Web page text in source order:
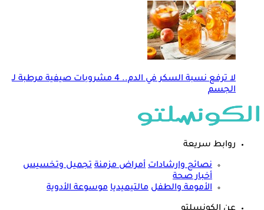
لا ترفع نسبة السكر في الدم.. 4 مشروبات صيفية مرطبة لـ
الجسم
روابط سريعة
نصائح وارشادات أمراض مزمنة تجميل وتخسيس
أخبار صحة
الأمومة والطفل مالتيميديا موسوعة الأدوية